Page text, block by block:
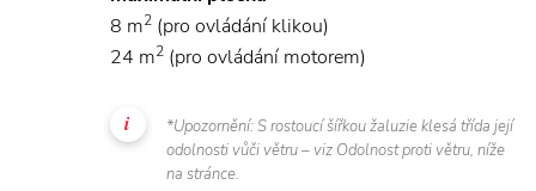
8 m2 (pro ovládání klikou)
24 m2 (pro ovládání motorem)
*Upozornění: S rostoucí šířkou žaluzie klesá třída její
odolnosti vůči větru – viz Odolnost proti větru, níže
na stránce.